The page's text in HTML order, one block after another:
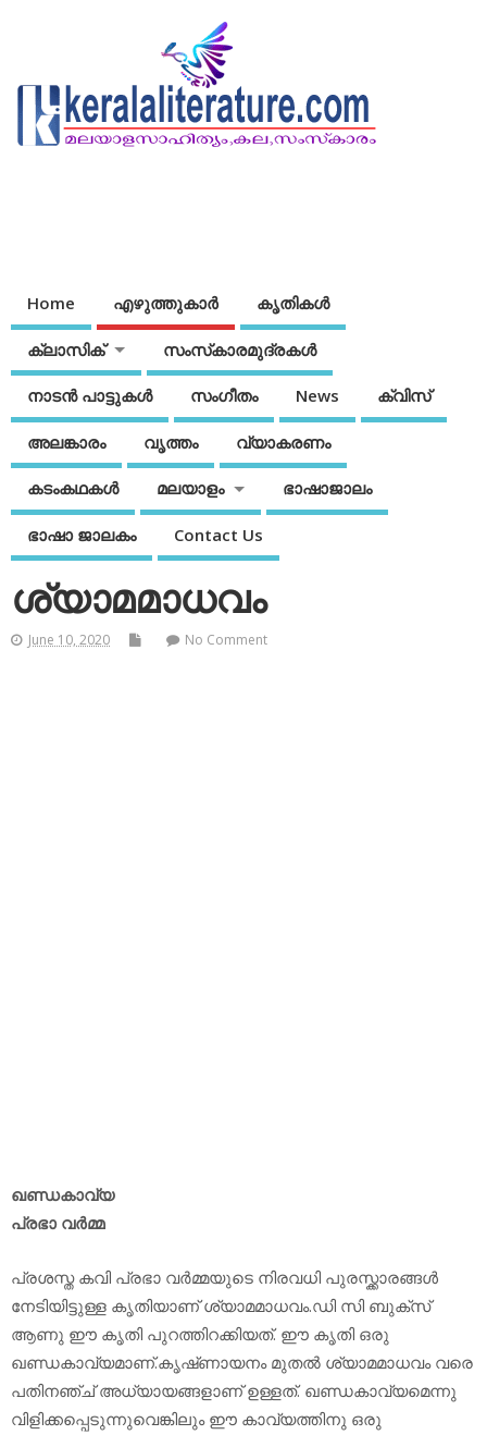
Home എഴുത്തുകാര്‍ കൃതികൾ
ക്ലാസിക് സംസ്‌കാരമുദ്രകള്‍
നാടന്‍ പാട്ടുകള്‍ സംഗീതം News ക്വിസ്
അലങ്കാരം വൃത്തം വ്യാകരണം
കടംകഥകള്‍ മലയാളം ഭാഷാജാലം
ഭാഷാ ജാലകം Contact Us
ശ്യാമമാധവം
June 10, 2020 No Comment
ഖണ്ഡകാവ്യ
പ്രഭാ വർമ്മ
പ്രശസ്ത കവി പ്രഭാ വർമ്മയുടെ നിരവധി പുരസ്ക്കാരങ്ങൾ
നേടിയിട്ടുള്ള കൃതിയാണ് ശ്യാമമാധവം.ഡി സി ബുക്സ്
ആണു ഈ കൃതി പുറത്തിറക്കിയത്. ഈ കൃതി ഒരു
ഖണ്ഡകാവ്യമാണ്.കൃഷ്‌ണായനം മുതൽ ശ്യാമമാധവം വരെ
പതിനഞ്ച്‌ അധ്യായങ്ങളാണ്‌ ഉള്ളത്‌. ഖണ്ഡകാവ്യമെന്നു
വിളിക്കപ്പെടുന്നുവെങ്കിലും ഈ കാവ്യത്തിനു ഒരു